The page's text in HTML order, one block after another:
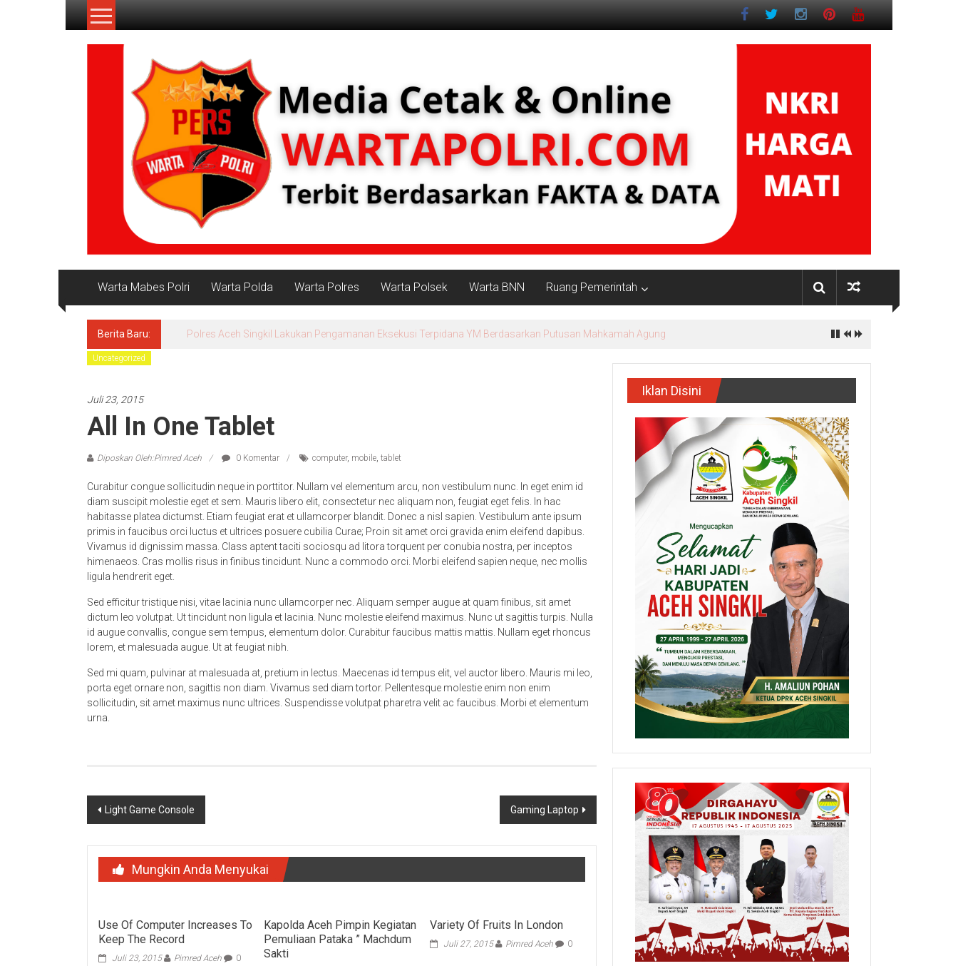
Lompat
Jurnalisme
Warta Mabes Polri Warta Polda Warta Polres Warta Polsek Warta BNN Ruang Pemerintah
Berita Baru: Pascasarjana UINSU Hadirkan Dr. Andika, Alumni Inspiratif sebagai Pemateri Teras Literasi
Uncategorized
Juli 23, 2015
All In One Tablet
Diposkan Oleh:Pimred Aceh 0 Komentar computer, mobile tablet
Curabitur congue sollicitudin neque in porttitor. Nullam vel elementum arcu, non vestibulum nunc. In eget enim id
diam suscipit molestie eget et sem. Mauris libero elit, consectetur nec aliquam non, feugiat eget felis. In hac
habitasse platea dictumst. Etiam feugiat erat et ullamcorper blandit. Donec a nisl sapien. Vestibulum ante ipsum
primis in faucibus orci luctus et ultrices posuere cubilia Curae; Proin sit amet orci gravida enim eleifend dapibus.
Vivamus id dignissim massa. Class aptent taciti sociosqu ad litora torquent per conubia nostra, per inceptos
himenaeos. Cras mollis risus in finibus tincidunt. Nunc a commodo orci. Morbi eleifend sapien neque, nec mollis
ligula hendrerit eget.
Sed efficitur tristique nisi, vitae lacinia nunc ullamcorper nec. Aliquam semper augue at quam finibus, sit amet
dictum leo volutpat. Ut tincidunt non ligula et lacinia. Nunc molestie eleifend maximus. Nunc ut sagittis turpis. Nulla
id augue convallis, congue sem tempus, elementum dolor. Curabitur faucibus mattis mattis. Nullam eget rhoncus
lorem, et malesuada augue. Ut at feugiat nibh.
Sed mi quam, pulvinar at malesuada at, pretium in lectus. Maecenas id tempus elit, vel auctor libero. Mauris mi leo,
porta eget ornare non, sagittis non diam. Vivamus sed diam tortor. Pellentesque molestie enim non enim
sollicitudin, sit amet maximus nunc ultrices. Suspendisse volutpat pharetra velit ac faucibus. Morbi et elementum
urna.
Navigasi
Light Game Console Gaming Laptop
Mungkin Anda Menyukai
Use Of Computer Increases To
Keep The Record
Juli 23, 2015 Pimred Aceh 0
Kapolda Aceh Pimpin Kegiatan
Pemuliaan Pataka ” Machdum
Sakti
Variety Of Fruits In London
Juli 27, 2015 Pimred Aceh 0
Iklan Disini